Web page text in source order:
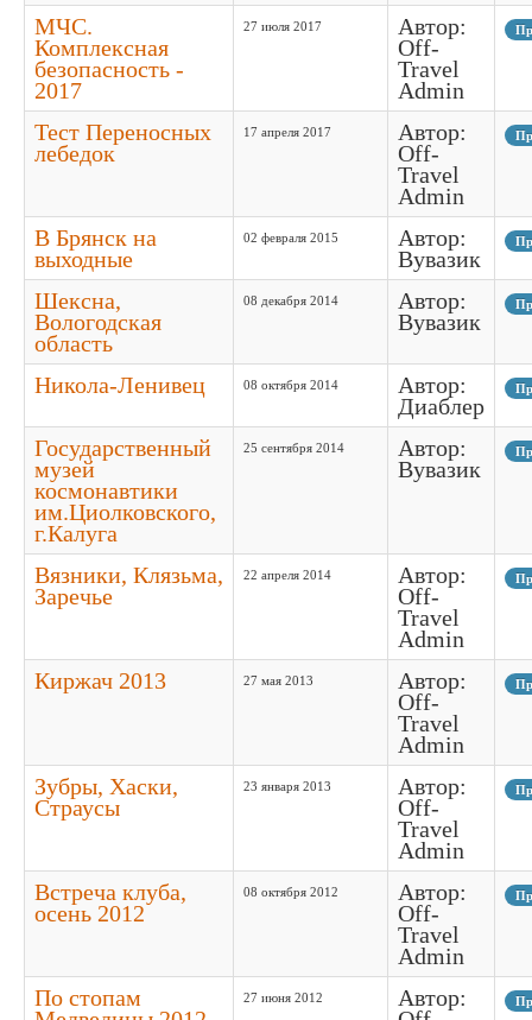
МЧС.
Комплексная
безопасность -
2017
27 июля 2017
Автор:
Off-
Travel
Admin
Тест Переносных
лебедок
17 апреля 2017
Автор:
Off-
Travel
Admin
В Брянск на
выходные
02 февраля 2015
Автор:
Вувазик
Шексна,
Вологодская
область
08 декабря 2014
Автор:
Вувазик
Никола-Ленивец 08 октября 2014
Автор:
Диаблер
Государственный
музей
космонавтики
им.Циолковского,
г.Калуга
25 сентября 2014
Автор:
Вувазик
Вязники, Клязьма,
Заречье
22 апреля 2014
Автор:
Off-
Travel
Admin
Киржач 2013 27 мая 2013
Автор:
Off-
Travel
Admin
Зубры, Хаски,
Страусы
23 января 2013
Автор:
Off-
Travel
Admin
Встреча клуба,
осень 2012
08 октября 2012
Автор:
Off-
Travel
Admin
По стопам
27 июня 2012
Автор: